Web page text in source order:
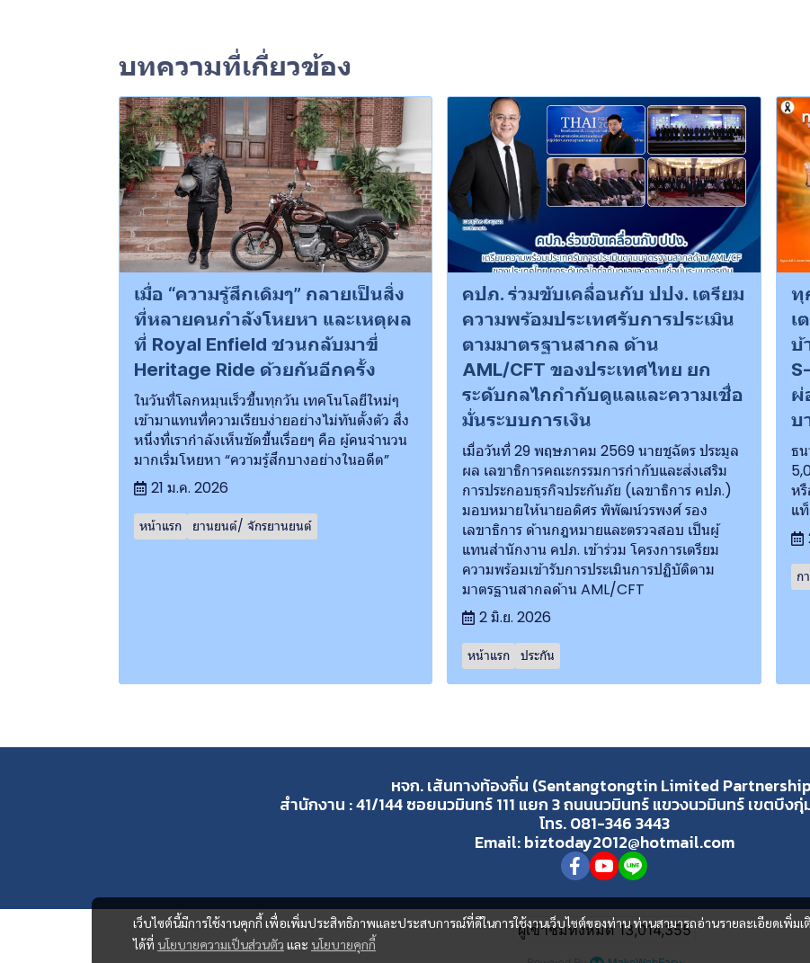
บทความที่เกี่ยวข้อง
เมื่อ “ความรู้สึกเดิมๆ” กลายเป็นสิ่ง
ที่หลายคนกำลังโหยหา และเหตุผล
ที่ Royal Enfield ชวนกลับมาขี่
Heritage Ride ด้วยกันอีกครั้ง
ในวันที่โลกหมุนเร็วขึ้นทุกวัน เทคโนโลยีใหม่ๆ
เข้ามาแทนที่ความเรียบง่ายอย่างไม่ทันตั้งตัว สิ่ง
หนึ่งที่เรากำลังเห็นชัดขึ้นเรื่อยๆ คือ ผู้คนจำนวน
มากเริ่มโหยหา “ความรู้สึกบางอย่างในอดีต”
21 ม.ค. 2026
หน้าแรก ยานยนต์/ จักรยานยนต์
คปภ. ร่วมขับเคลื่อนกับ ปปง. เตรียม
ความพร้อมประเทศรับการประเมิน
ตามมาตรฐานสากล ด้าน
AML/CFT ของประเทศไทย ยก
ระดับกลไกกำกับดูแลและความเชื่อ
มั่นระบบการเงิน
เมื่อวันที่ 29 พฤษภาคม 2569 นายชูฉัตร ประมูล
ผล เลขาธิการคณะกรรมการกำกับและส่งเสริม
การประกอบธุรกิจประกันภัย (เลขาธิการ คปภ.)
มอบหมายให้นายอดิศร พิพัฒน์วรพงศ์ รอง
เลขาธิการ ด้านกฎหมายและตรวจสอบ เป็นผู้
แทนสำนักงาน คปภ. เข้าร่วม โครงการเตรียม
ความพร้อมเข้ารับการประเมินการปฏิบัติตาม
มาตรฐานสากลด้าน AML/CFT
2 มิ.ย. 2026
หน้าแรก ประกัน
ทุ
เ
บ้
ผ่
บ
ธ
ห
แ
ก
เว็บไซต์นี้มีการใช้งานคุกกี้ เพื่อเพิ่มประสิทธิภาพและประสบการณ์ที่ดีในการใช้งานเว็บไซต์ของท่าน ท่านสามารถอ่านรายละเอียดเพิ่มเ
ได้ที่ นโยบายความเป็นส่วนตัว และ นโยบายคุกกี้
หจก. เส้นทางท้องถิ่น (Sentangtongtin Limited
สำนักงาน : 41/144 ซอยนวมินทร์ 111 แยก 3 ถนนนวมินทร์ แขวงนวมินทร์ เขตบึง
โทร. 081-346 3443
Email: biztoday2012@hotmail.com
ผู้เข้าชมวันนี้2,087